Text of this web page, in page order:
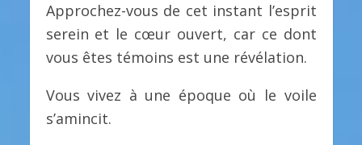
Approchez-vous de cet instant l’esprit
serein et le cœur ouvert, car ce dont
vous êtes témoins est une révélation.
Vous vivez à une époque où le voile
s’amincit.